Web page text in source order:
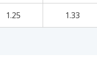
1.25 1.33